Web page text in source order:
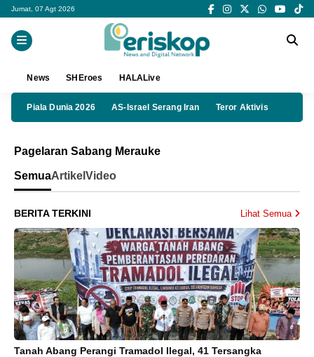
Jumat, 07 Agt 2026
News SHEroes HALALive
Piala Dunia 2026 AS-Israel Serang Iran Teror Aktivis
Pagelaran Sabang Merauke
SemuaArtikel Video
BERITA TERKINI Lihat Semua
Tanah Abang Perangi Tramadol Ilegal, 41 Tersangka